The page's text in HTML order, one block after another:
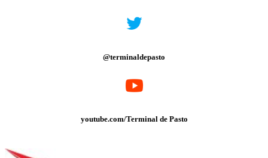
@terminaldepasto
youtube.com/Terminal de Pasto